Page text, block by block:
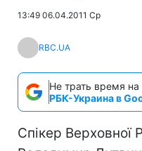
13:49 06.04.2011 Ср
RBC.UA
Не трать время
РБК-Украина в
Спікер Верховної